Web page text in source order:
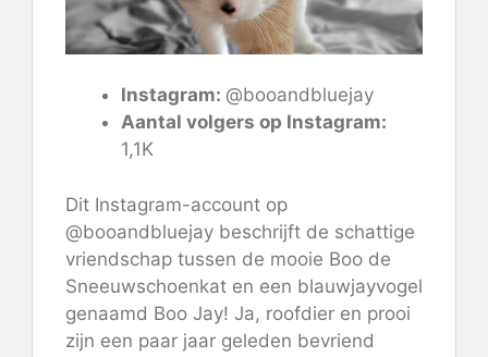
Instagram: @booandbluejay
Aantal volgers op Instagram:
1,1K
Dit Instagram-account op
@booandbluejay beschrijft de schattige
vriendschap tussen de mooie Boo de
Sneeuwschoenkat en een blauwjayvogel
genaamd Boo Jay! Ja, roofdier en prooi
zijn een paar jaar geleden bevriend